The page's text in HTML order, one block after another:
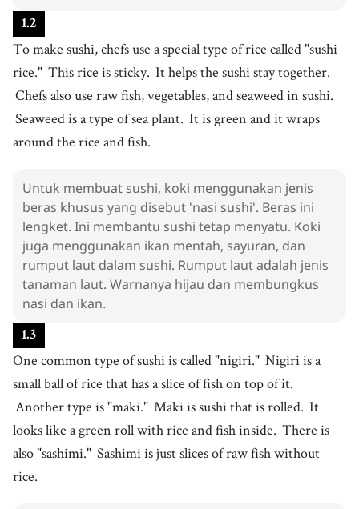
lengket
10.raw[adj]/rɑ/
mentah
11.vegetable[n ]/ˈvɛdʒtəbl
12.seaweed [n]/ˈsiˌwid/
13.wrap v]/ræp/
membungkus
14.nigiri
nigiri
15.maki[n]/ ˈmɑki/
maki
16.sashimi
sashimi
17.chopsticks[n] /tʃˈɑːpstɪks /
sumpit
18.soy sauce[n]/sˈɔɪ sˈɔːs /
kecap asin
19.wasabi
1.2
To make sushi, chefs use a special type of rice called "sushi
rice." This rice is sticky. It helps the sushi stay together.
Chefs also use raw fish, vegetables, and seaweed in sushi.
Seaweed is a type of sea plant. It is green and it wraps
around the rice and fish.
Untuk membuat sushi, koki menggunakan jenis
beras khusus yang disebut 'nasi sushi'. Beras ini
lengket. Ini membantu sushi tetap menyatu. Koki
juga menggunakan ikan mentah, sayuran, dan
rumput laut dalam sushi. Rumput laut adalah jenis
tanaman laut. Warnanya hijau dan membungkus
nasi dan ikan.
1.3
One common type of sushi is called "nigiri." Nigiri is a
small ball of rice that has a slice of fish on top of it.
Another type is "maki." Maki is sushi that is rolled. It
looks like a green roll with rice and fish inside. There is
also "sashimi." Sashimi is just slices of raw fish without
rice.